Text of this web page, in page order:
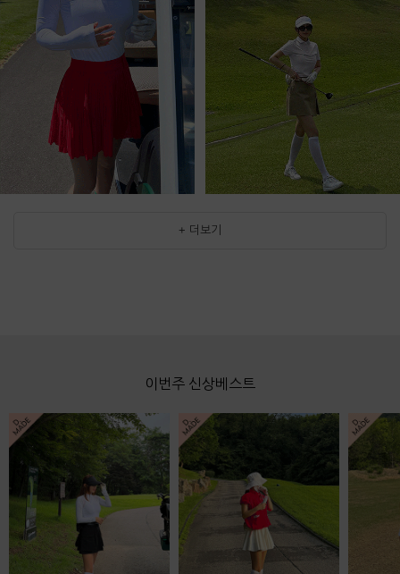
+ 더보기
이번주 신상베스트